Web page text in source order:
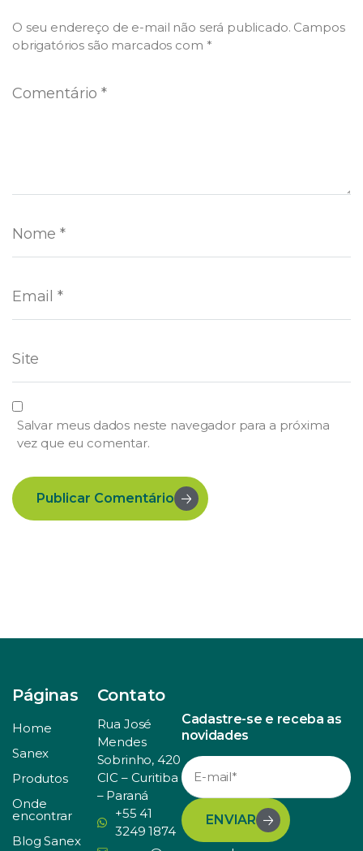
O seu endereço de e-mail não será publicado. Campos
obrigatórios são marcados com *
Salvar meus dados neste navegador para a próxima
vez que eu comentar.
Publicar Comentário
Páginas
Home
Sanex
Produtos
Onde
encontrar
Blog Sanex
Contato
Rua José
Mendes
Sobrinho, 420
CIC – Curitiba
– Paraná
+55 41
3249 1874
Cadastre-se e receba as
novidades
ENVIAR